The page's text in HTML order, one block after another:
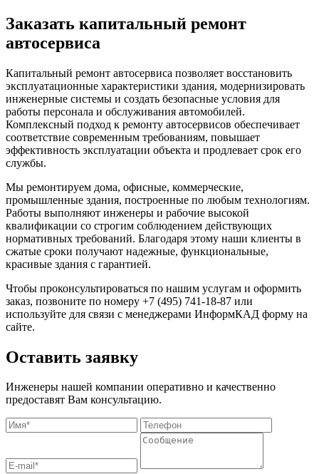
Заказать капитальный ремонт
автосервиса
Капитальный ремонт автосервиса позволяет восстановить
эксплуатационные характеристики здания, модернизировать
инженерные системы и создать безопасные условия для
работы персонала и обслуживания автомобилей.
Комплексный подход к ремонту автосервисов обеспечивает
соответствие современным требованиям, повышает
эффективность эксплуатации объекта и продлевает срок его
службы.
Мы ремонтируем дома, офисные, коммерческие,
промышленные здания, построенные по любым технологиям.
Работы выполняют инженеры и рабочие высокой
квалификации со строгим соблюдением действующих
нормативных требований. Благодаря этому наши клиенты в
сжатые сроки получают надежные, функциональные,
красивые здания с гарантией.
Чтобы проконсультироваться по нашим услугам и оформить
заказ, позвоните по номеру +7 (495) 741-18-87 или
используйте для связи с менеджерами ИнформКАД форму на
сайте.
Оставить заявку
Инженеры нашей компании оперативно и качественно
предоставят Вам консультацию.